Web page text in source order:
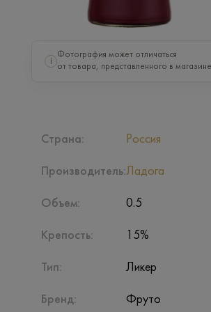
i
Фотография может отличаться
от товара, представленного в
Страна:
Производитель:
Объем:
Крепость:
Тип:
Бренд:
Россия
Ладога
0.5
15%
Ликер
Фруто